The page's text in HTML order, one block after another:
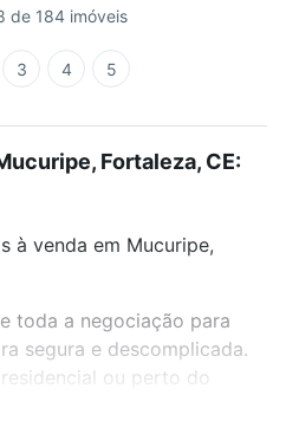
de 184 imóveis
3 4 5
Fortaleza, CE:
à venda em Mucuripe,
toda a negociação para
segura e descomplicada.
ou perto do
em Mucuripe,